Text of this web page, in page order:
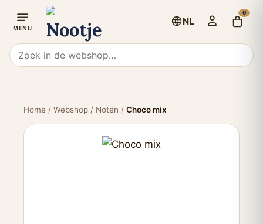
NL
0
Home / Webshop / Noten / Choco mix